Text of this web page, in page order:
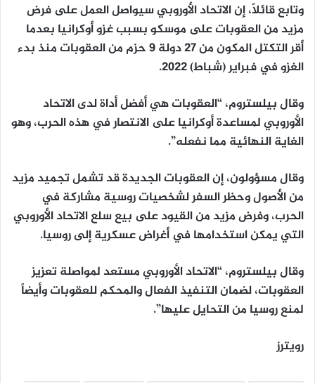
وتابع قائلاً، إن الاتحاد الأوروبي سيواصل العمل على فرض
مزيد من العقوبات على موسكو بسبب غزو أوكرانيا بعدما
أقر التكتل المكون من 27 دولة 9 حزم من العقوبات منذ بدء
الغزو في فبراير (شباط) 2022.
وقال بيلستروم، “العقوبات هي أفضل أداة لدى الاتحاد
الأوروبي لمساعدة أوكرانيا على الانتصار في هذه الحرب، وهو
الغاية النهائية مما نفعله”.
وقال مسؤولون، إن العقوبات الجديدة قد تشمل تجميد مزيد
من الأصول وحظر السفر لشخصيات روسية مشاركة في
الحرب، وفرض مزيد من القيود على بيع سلع الاتحاد الأوروبي
التي يمكن استخدامها في أغراض عسكرية إلى روسيا.
وقال بيلستروم، “الاتحاد الأوروبي مستعد لمواصلة تعزيز
العقوبات، لضمان التنفيذ الفعال والمحكم للعقوبات وأيضاً
لمنع روسيا من التحايل عليها”.
رويترز